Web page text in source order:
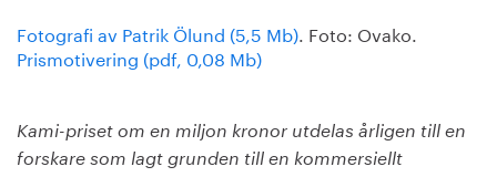
Fotografi av Patrik Ölund (5,5 Mb). Foto: Ovako.
Prismotivering (pdf, 0,08 Mb)
Kami-priset om en miljon kronor utdelas årligen till en
forskare som lagt grunden till en kommersiellt